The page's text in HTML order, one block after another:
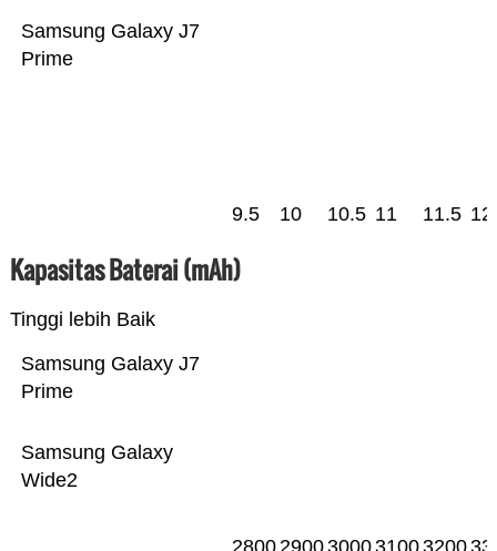
Samsung Galaxy J7
Prime
9.5 10 10.5 11 11.5 12
Kapasitas Baterai (mAh)
Tinggi lebih Baik
Samsung Galaxy
Wide2
Samsung Galaxy J7
Prime